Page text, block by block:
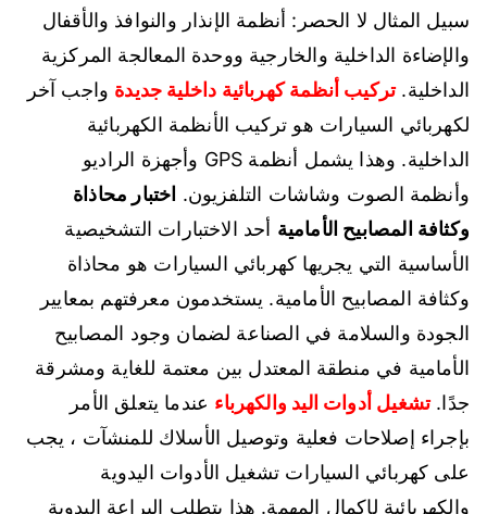
سبيل المثال لا الحصر: أنظمة الإنذار والنوافذ والأقفال
والإضاءة الداخلية والخارجية ووحدة المعالجة المركزية
الداخلية.تركيب أنظمة كهربائية داخلية جديدة واجب آخر
لكهربائي السيارات هو تركيب الأنظمة الكهربائية
الداخلية. وهذا يشمل أنظمة GPS وأجهزة الراديو
وأنظمة الصوت وشاشات التلفزيون. اختبار محاذاة
وكثافة المصابيح الأمامية أحد الاختبارات التشخيصية
الأساسية التي يجريها كهربائي السيارات هو محاذاة
وكثافة المصابيح الأمامية. يستخدمون معرفتهم بمعايير
الجودة والسلامة في الصناعة لضمان وجود المصابيح
الأمامية في منطقة المعتدل بين معتمة للغاية ومشرقة
جدًا.تشغيل أدوات اليد والكهرباء عندما يتعلق الأمر
بإجراء إصلاحات فعلية وتوصيل الأسلاك للمنشآت ، يجب
على كهربائي السيارات تشغيل الأدوات اليدوية
والكهربائية لإكمال المهمة. هذا يتطلب البراعة اليدوية